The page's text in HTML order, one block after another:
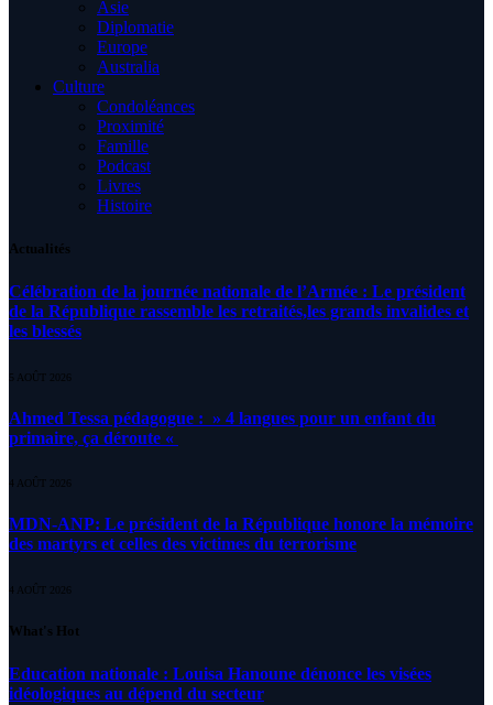
Asie
Diplomatie
Europe
Australia
Culture
Condoléances
Proximité
Famille
Podcast
Livres
Histoire
Actualités
Célébration de la journée nationale de l’Armée : Le président
de la République rassemble les retraités,les grands invalides et
les blessés
5 AOÛT 2026
Ahmed Tessa pédagogue : » 4 langues pour un enfant du
primaire, ça déroute «
4 AOÛT 2026
MDN-ANP: Le président de la République honore la mémoire
des martyrs et celles des victimes du terrorisme
4 AOÛT 2026
What's Hot
Education nationale : Louisa Hanoune dénonce les visées
idéologiques au dépend du secteur